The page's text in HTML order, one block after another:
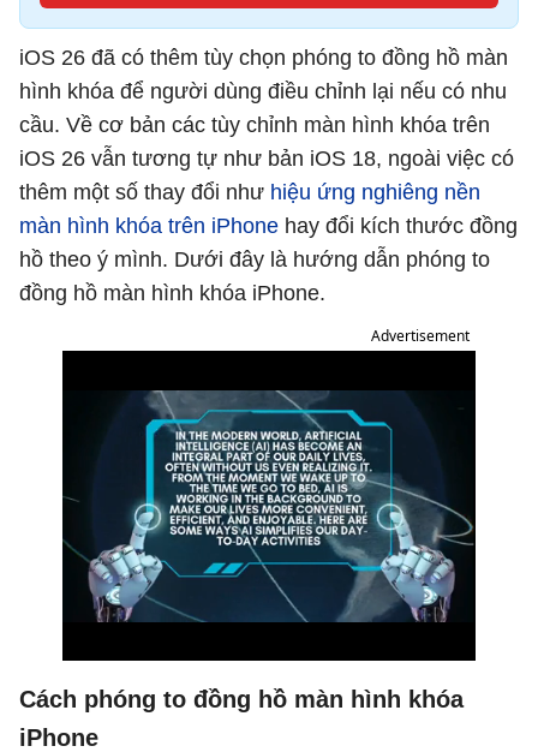
iOS 26 đã có thêm tùy chọn phóng to đồng hồ màn
hình khóa để người dùng điều chỉnh lại nếu có nhu
cầu. Về cơ bản các tùy chỉnh màn hình khóa trên
iOS 26 vẫn tương tự như bản iOS 18, ngoài việc có
thêm một số thay đổi như hiệu ứng nghiêng nền
màn hình khóa trên iPhone hay đổi kích thước đồng
hồ theo ý mình. Dưới đây là hướng dẫn phóng to
đồng hồ màn hình khóa iPhone.
Advertisement
Cách phóng to đồng hồ màn hình khóa
iPhone